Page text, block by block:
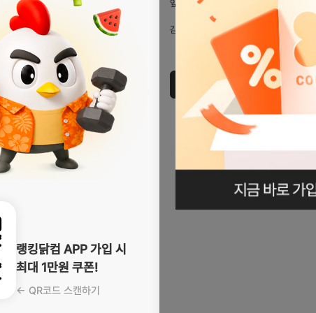
랭킹닭컴 APP 가입 시
최대 1만원 쿠폰!
← QR코드 스캔하기
앞으로도 최선을 다하겠습니다.
감사합니다.